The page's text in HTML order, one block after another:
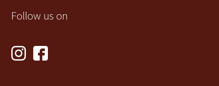
Follow us on